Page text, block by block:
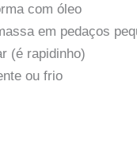
com óleo
em pedaços
(é rapidinho)
ou frio